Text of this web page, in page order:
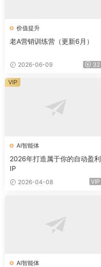
价值提升
老A营销训练营（更新6月）
2026-06-09 32
AI智能体
2026年打造属于你的自动盈利
IP
2026-04-08 VIP
VIP
AI智能体